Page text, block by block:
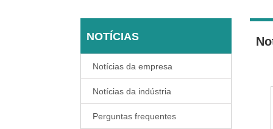
NOTÍCIAS
Notícias da empresa
Notícias da indústria
Perguntas frequentes